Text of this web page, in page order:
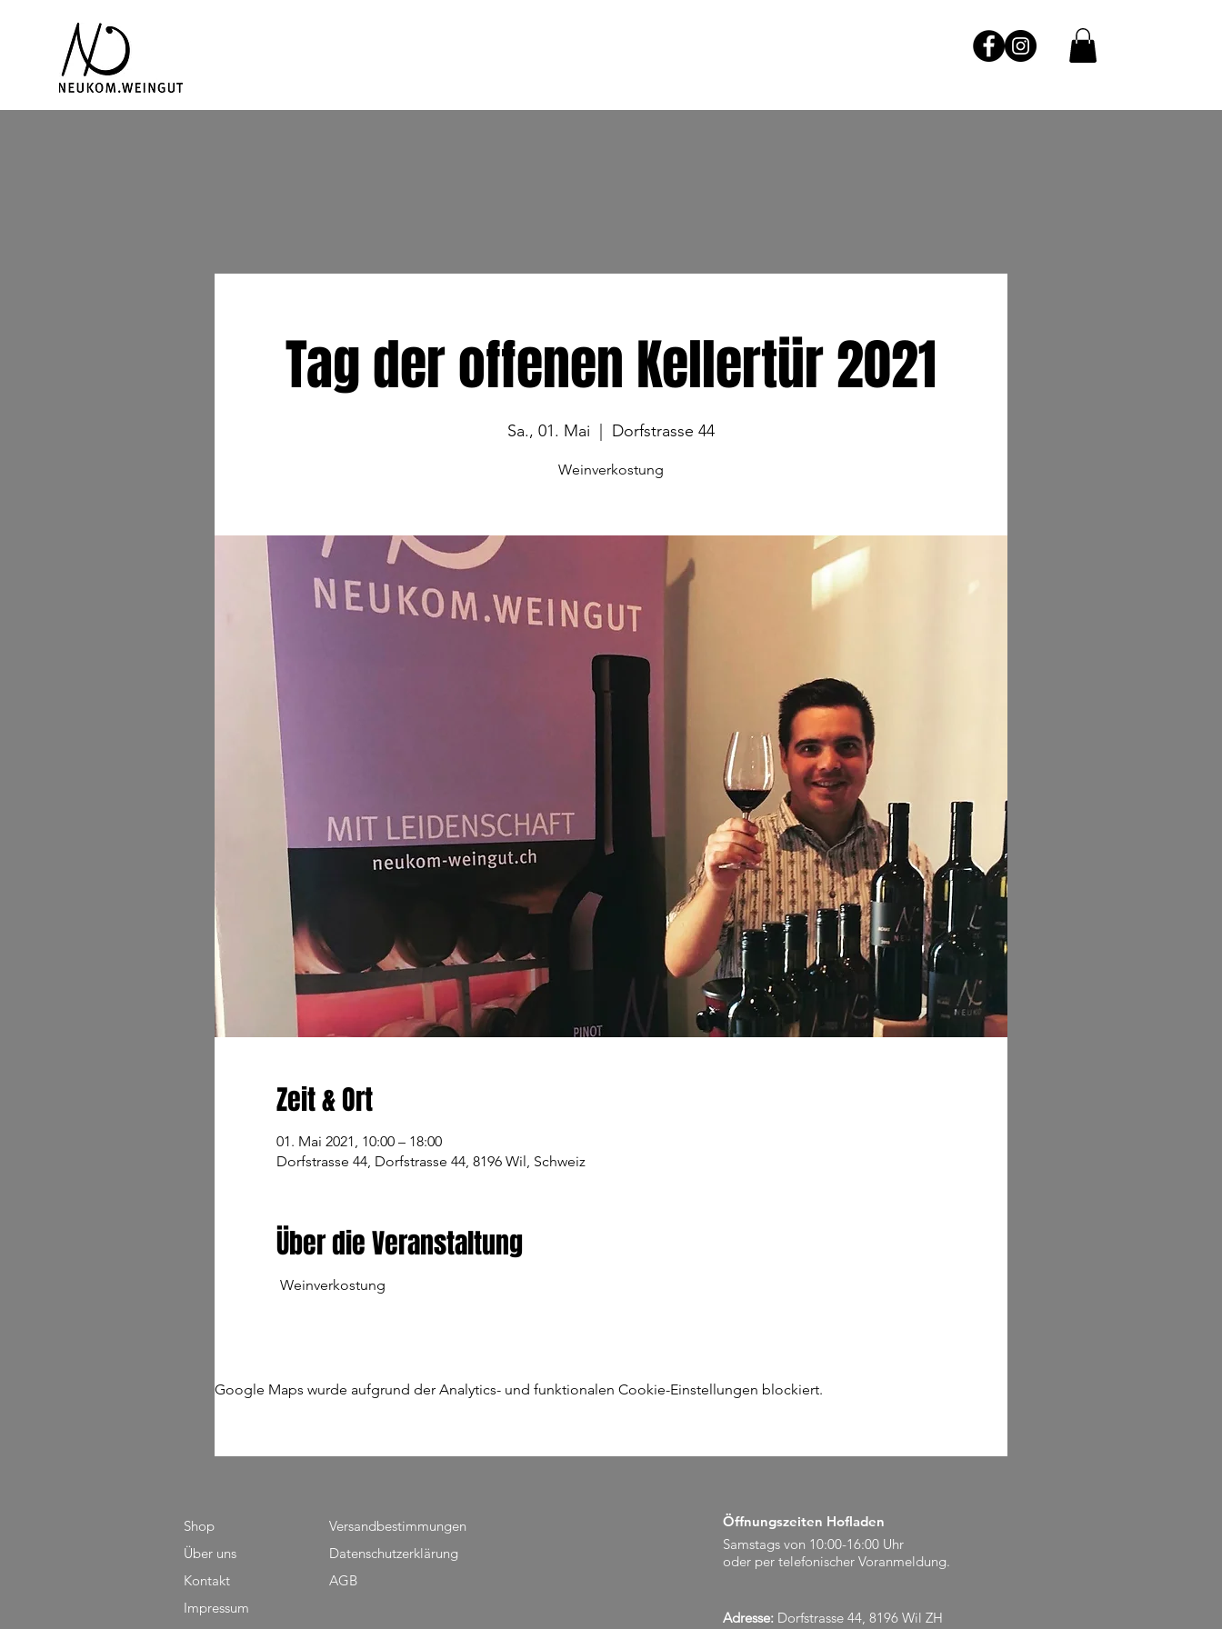
Tag der offenen Kellertür 2021
Sa., 01. Mai Dorfstrasse 44
Weinverkostung
Zeit & Ort
01. Mai 2021, 10:00 – 18:00
Dorfstrasse 44, Dorfstrasse 44, 8196 Wil, Schweiz
Über die Veranstaltung
Weinverkostung
Google Maps wurde aufgrund der Analytics- und funktionalen Cookie-Einstellungen blockiert.
Shop
Über uns
Kontakt
Impressum
Versandbestimmungen
Datenschutzerklärung
AGB
Öffnungszeiten Hofladen
Samstags von 10:00-16:00 Uhr
oder per telefonischer Voranmeldung.
Adresse: Dorfstrasse 44, 8196 Wil ZH